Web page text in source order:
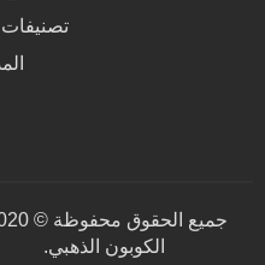
تصنيفات
الكوبون الذهبي.